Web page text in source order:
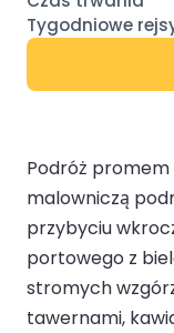
Podróż promem
malowniczą
przybyciu
portowego z
stromych
tawernami,